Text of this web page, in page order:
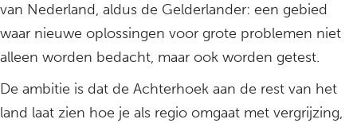
van Nederland, aldus de Gelderlander: een gebied
waar nieuwe oplossingen voor grote problemen niet
alleen worden bedacht, maar ook worden getest.
De ambitie is dat de Achterhoek aan de rest van het
land laat zien hoe je als regio omgaat met vergrijzing,